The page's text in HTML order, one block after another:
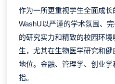
作为一所更重视学生全面成长
WashU以严谨的学术氛围、
的研究实力和精致的校园环
生，尤其在生物医学研究和
地位。金融、管理学、创业
指。